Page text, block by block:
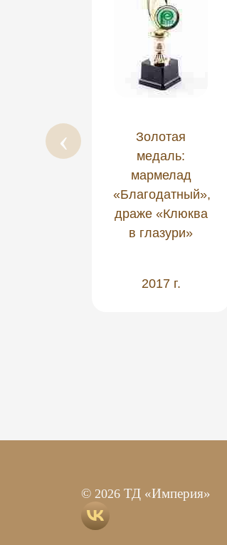
Золотая
медаль:
мармелад
«Благодатный»,
драже «Клюква
в глазури»
2017 г.
© 2026 ТД «Империя»